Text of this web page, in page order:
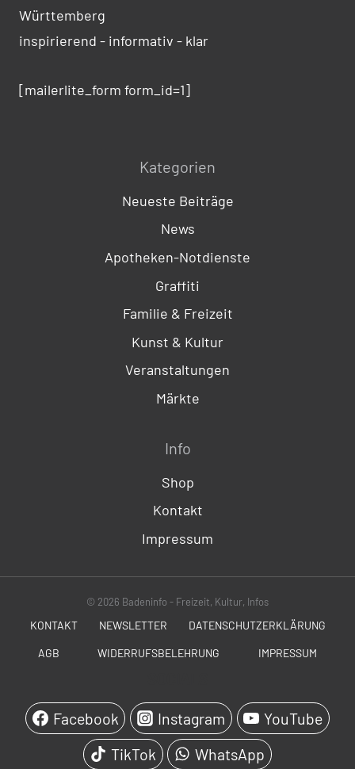
Württemberg
inspirierend - informativ - klar
[mailerlite_form form_id=1]
Kategorien
Neueste Beiträge
News
Apotheken-Notdienste
Graffiti
Familie & Freizeit
Kunst & Kultur
Veranstaltungen
Märkte
Info
Shop
Kontakt
Impressum
© 2026 Badeninfo - Freizeit, Kultur, Infos
KONTAKT NEWSLETTER DATENSCHUTZERKLÄRUNG
AGB WIDERRUFSBELEHRUNG IMPRESSUM
Facebook Instagram
YouTube
TikTok
WhatsApp